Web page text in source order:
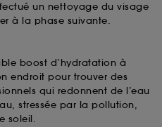
un nettoyage du visage
à la phase suivante.
boost d’hydratation à
endroit pour trouver des
qui redonnent de l’eau
stressée par la pollution,
soleil.